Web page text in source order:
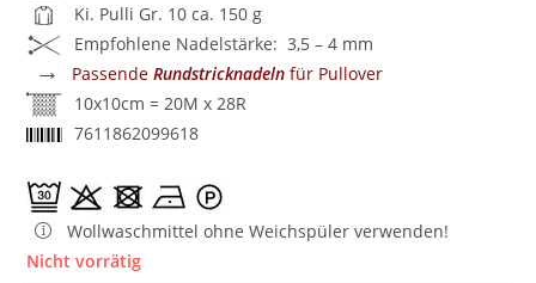
Ki. Pulli Gr. 10 ca. 150 g
Empfohlene Nadelstärke: 3,5 – 4 mm
→ PassendeRundstricknadeln für Pullover
10x10cm = 20M x 28R
7611862099618
Wollwaschmittel ohne Weichspüler verwenden!
Nicht vorrätig